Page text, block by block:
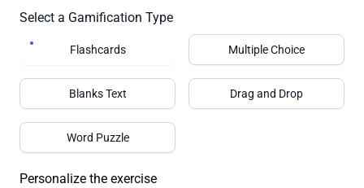
Select a Gamification Type
Flashcards Multiple Choice
Blanks Text Drag and Drop
Word Puzzle
Personalize the exercise